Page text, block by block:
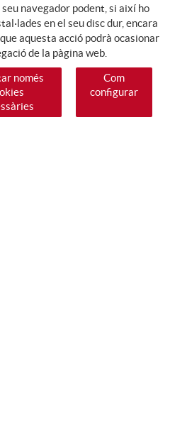
navegador podent, si així ho
en el seu disc dur, encara
aquesta acció podrà ocasionar
de la pàgina web.
només
Com
configurar